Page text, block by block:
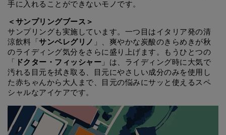
手に入れることができないモノです。
＜サンプリングブース＞
サンプリングも実施しています。一つ目はイタリア発の清
涼飲料「 サンペレグリノ 」、爽やかな炭酸のきらめきが秋
のライディング気分をさらに盛り上げます。もうひとつの
「
ドクター・フィッシャー 」は、ライディング時に大気で
汚れる目元を拭き取る、目元にやさしい成分のみを使用し
た赤ちゃんから大人まで、目元の悩みにサッと使えるスペ
シャルなアイケアです。